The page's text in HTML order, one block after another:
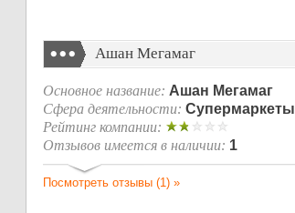
Ашан Мегамаг
Основное название: Ашан Мегамаг
Сфера деятельности: Супермаркеты
Рейтинг компании:
Отзывов имеется в наличии: 1
Посмотреть отзывы (1) »